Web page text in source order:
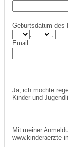
Geburtsdatum des
Email
Ja, ich möchte
Kinder und
Mit meiner
www.kinderaerzte-